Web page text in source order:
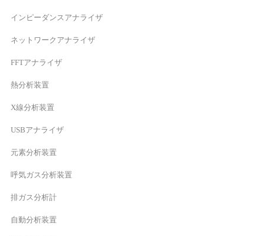
インピーダンスアナライザ
ネットワークアナライザ
FFTアナライザ
熱分析装置
X線分析装置
USBアナライザ
元素分析装置
呼気ガス分析装置
排ガス分析計
自動分析装置